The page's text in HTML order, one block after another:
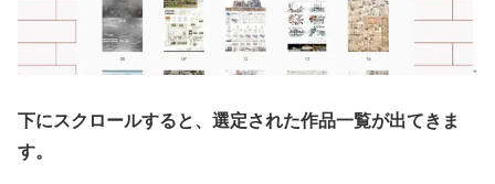
下にスクロールすると、選定された作品一覧が出てきま
す。